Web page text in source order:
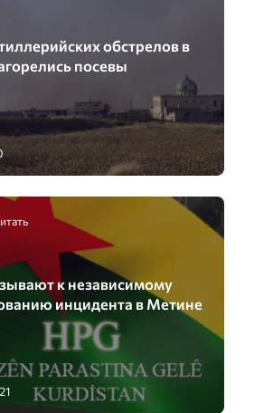
обстрелов в
посевы
к независимому
инцидента в Метине